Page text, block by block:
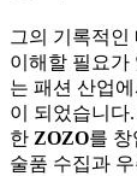
그의 기록적인
이해할 필요가
는 패션 산업
이 되었습니다
한 ZOZO를 창
술품 수집과